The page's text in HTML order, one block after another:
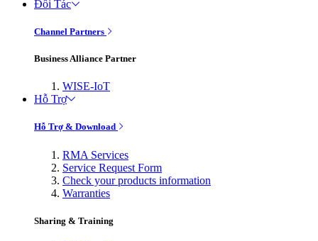
Đối Tác
Channel Partners
Business Alliance Partner
WISE-IoT
Hỗ Trợ
Hỗ Trợ & Download
RMA Services
Service Request Form
Check your products information
Warranties
Sharing & Training